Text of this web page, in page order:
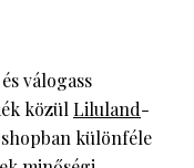
válogass
közül Liluland-
különféle